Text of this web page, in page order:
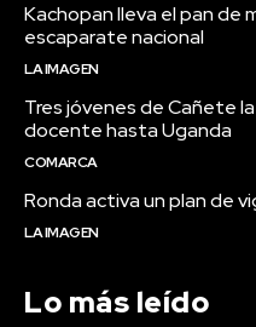
Kachopan lleva el pan de
escaparate nacional
LA IMAGEN
Tres jóvenes de Cañete
docente hasta Uganda
COMARCA
Ronda activa un plan de
LA IMAGEN
Lo más leído